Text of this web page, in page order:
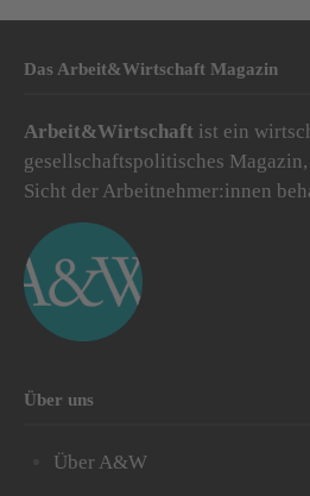
Das Arbeit&Wirtschaft Magazin
Arbeit&Wirtschaft ist ein
gesellschaftspolitisches Magazin,
Sicht der Arbeitnehmer:innen
Über uns
Über A&W